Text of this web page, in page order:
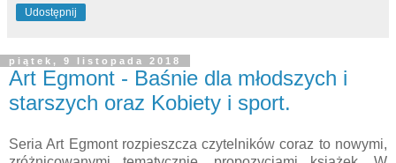
Udostępnij
piątek, 9 listopada 2018
Art Egmont - Baśnie dla młodszych i
starszych oraz Kobiety i sport.
Seria Art Egmont rozpieszcza czytelników coraz to nowymi,